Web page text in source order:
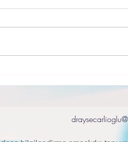
und notwendig sind.